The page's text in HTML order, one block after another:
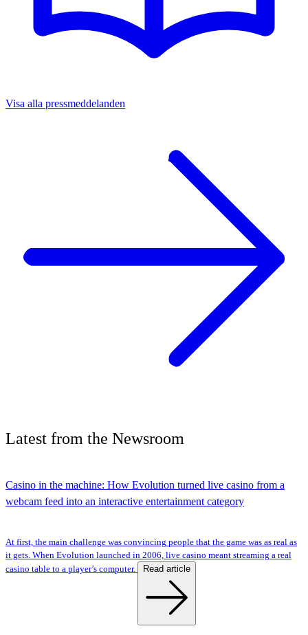
Visa alla pressmeddelanden
Latest from the Newsroom
Casino in the machine: How Evolution turned live casino from a
webcam feed into an interactive entertainment category
At first, the main challenge was convincing people that the game was as real as
it gets. When Evolution launched in 2006, live casino meant streaming a real
casino table to a player’s computer.
Read article